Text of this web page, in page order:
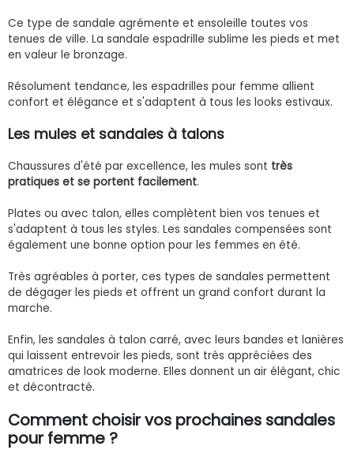
Ce type de sandale agrémente et ensoleille toutes vos
tenues de ville. La sandale espadrille sublime les pieds et met
en valeur le bronzage.
Résolument tendance, les espadrilles pour femme allient
confort et élégance et s'adaptent à tous les looks estivaux.
Les mules et sandales à talons
Chaussures d'été par excellence, les mules sont très
pratiques et se portent facilement.
Plates ou avec talon, elles complètent bien vos tenues et
s'adaptent à tous les styles. Les sandales compensées sont
également une bonne option pour les femmes en été.
Très agréables à porter, ces types de sandales permettent
de dégager les pieds et offrent un grand confort durant la
marche.
Enfin, les sandales à talon carré, avec leurs bandes et lanières
qui laissent entrevoir les pieds, sont très appréciées des
amatrices de look moderne. Elles donnent un air élégant, chic
et décontracté.
Comment choisir vos prochaines sandales
pour femme ?